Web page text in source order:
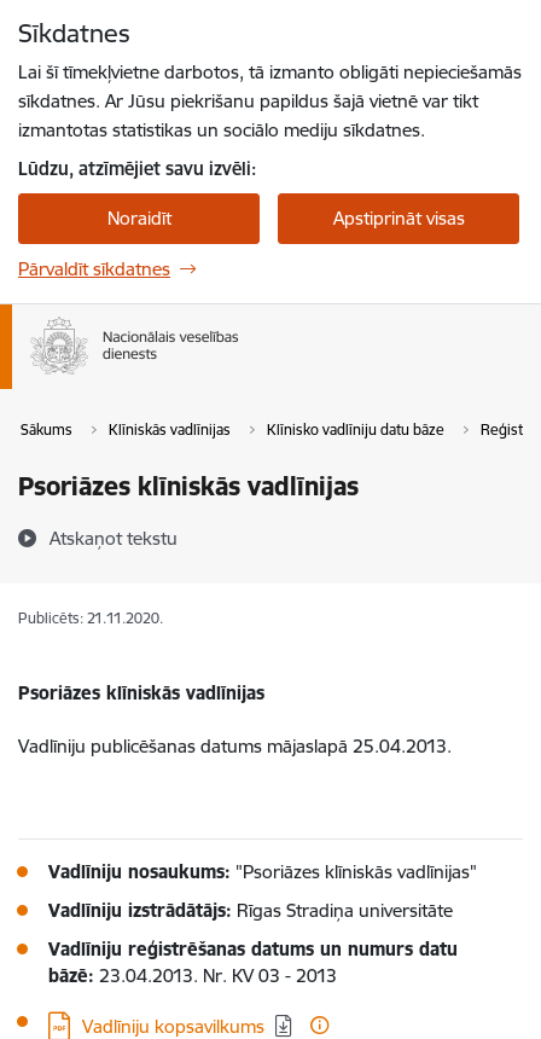
Sīkdatnes
Lai šī tīmekļvietne darbotos, tā izmanto obligāti nepieciešamās
sīkdatnes. Ar Jūsu piekrišanu papildus šajā vietnē var tikt
izmantotas statistikas un sociālo mediju sīkdatnes.
Lūdzu, atzīmējiet savu izvēli:
Noraidīt Apstiprināt visas
Pārvaldīt sīkdatnes
Sākums Klīniskās vadlīnijas Klīnisko vadlīniju datu bāze
Psoriāzes klīniskās vadlīnijas
Atskaņot tekstu
Publicēts: 21.11.2020.
Psoriāzes klīniskās vadlīnijas
Vadlīniju publicēšanas datums mājaslapā 25.04.2013.
Vadlīniju nosaukums: "Psoriāzes klīniskās vadlīnijas"
Vadlīniju izstrādātājs: Rīgas Stradiņa universitāte
Vadlīniju reģistrēšanas datums un numurs datu
bāzē: 23.04.2013. Nr. KV 03 - 2013
Lejupielādēt:
Vadlīniju kopsavilkums